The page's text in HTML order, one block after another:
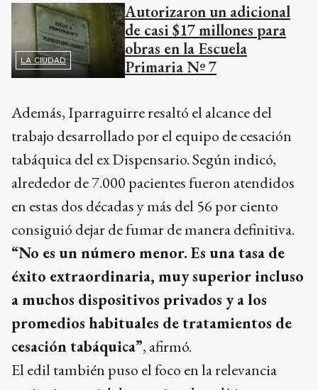
LA CIUDAD
Autorizaron un adicional
de casi $17 millones para
obras en la Escuela
Primaria Nº 7
Además, Iparraguirre resaltó el alcance del
trabajo desarrollado por el equipo de cesación
tabáquica del ex Dispensario. Según indicó,
alrededor de 7.000 pacientes fueron atendidos
en estas dos décadas y más del 56 por ciento
consiguió dejar de fumar de manera definitiva.
“No es un número menor. Es una tasa de
éxito extraordinaria, muy superior incluso
a muchos dispositivos privados y a los
promedios habituales de tratamientos de
cesación tabáquica”, afirmó.
El edil también puso el foco en la relevancia